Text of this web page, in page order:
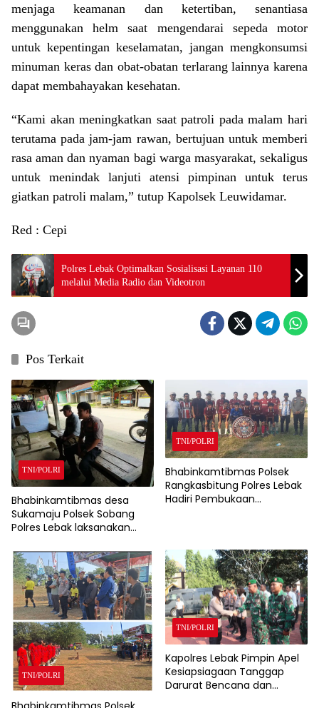
menjaga keamanan dan ketertiban, senantiasa
menggunakan helm saat mengendarai sepeda motor
untuk kepentingan keselamatan, jangan mengkonsumsi
minuman keras dan obat-obatan terlarang lainnya karena
dapat membahayakan kesehatan.
“Kami akan meningkatkan saat patroli pada malam hari
terutama pada jam-jam rawan, bertujuan untuk memberi
rasa aman dan nyaman bagi warga masyarakat, sekaligus
untuk menindak lanjuti atensi pimpinan untuk terus
giatkan patroli malam,” tutup Kapolsek Leuwidamar.
Red : Cepi
Polres Lebak Optimalkan Sosialisasi Layanan 110
melalui Media Radio dan Videotron
Pos Terkait
TNI/POLRI
Bhabinkamtibmas desa
Sukamaju Polsek Sobang
Polres Lebak laksanakan
TNI/POLRI
Bhabinkamtibmas Polsek
Rangkasbitung Polres Lebak
Hadiri Pembukaan
TNI/POLRI
TNI/POLRI
Kapolres Lebak Pimpin Apel
Kesiapsiagaan Tanggap
Darurat Bencana dan